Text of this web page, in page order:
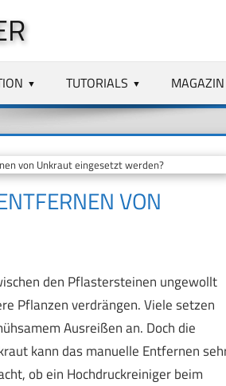
TUTORIALS MAGAZIN
von Unkraut eingesetzt werden?
VON
den Pflastersteinen ungewollt
Pflanzen verdrängen. Viele setzen
Ausreißen an. Doch die
kann das manuelle Entfernen
ob ein Hochdruckreiniger beim